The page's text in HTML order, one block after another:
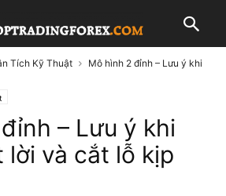
Tích Kỹ Thuật
Mô hình 2 đỉnh – Lưu ý khi
– Lưu ý khi
lời và cắt lỗ kịp